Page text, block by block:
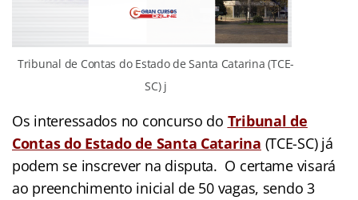
Tribunal de Contas do Estado de Santa Catarina (TCE-
SC) j
Os interessados no concurso do Tribunal de
Contas do Estado de Santa Catarina (TCE-SC) já
podem se inscrever na disputa. O certame visará
ao preenchimento inicial de 50 vagas, sendo 3